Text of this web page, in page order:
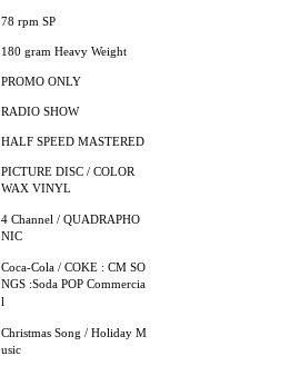
78 rpm SP
180 gram Heavy Weight
PROMO ONLY
RADIO SHOW
HALF SPEED MASTERED
PICTURE DISC / COLOR
WAX VINYL
4 Channel / QUADRAPHO
NIC
Coca-Cola / COKE : CM SO
NGS :Soda POP Commercia
l
Christmas Song / Holiday M
usic